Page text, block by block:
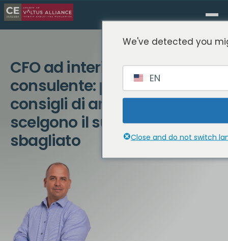
CFO ad interim o
consulente: perché i
consigli di amministrazione
scelgono il supporto
sbagliato
We've detected you
EN
Close and do not switch